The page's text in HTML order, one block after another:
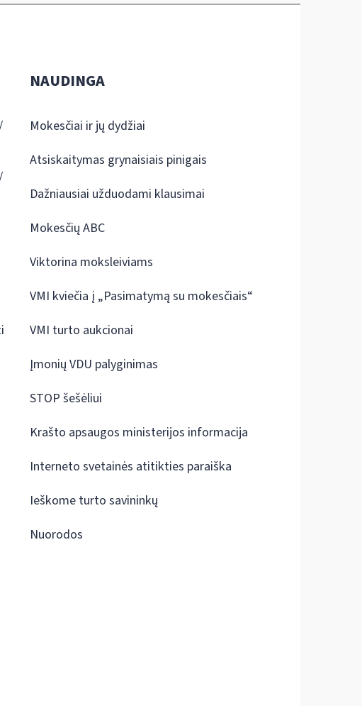
NAUDINGA
Mokesčiai ir jų dydžiai
Atsiskaitymas grynaisiais pinigais
Dažniausiai užduodami klausimai
Mokesčių ABC
Viktorina moksleiviams
VMI kviečia į „Pasimatymą su mokesčiais“
VMI turto aukcionai
Įmonių VDU palyginimas
STOP šešėliui
Krašto apsaugos ministerijos informacija
Interneto svetainės atitikties paraiška
Ieškome turto savininkų
Nuorodos